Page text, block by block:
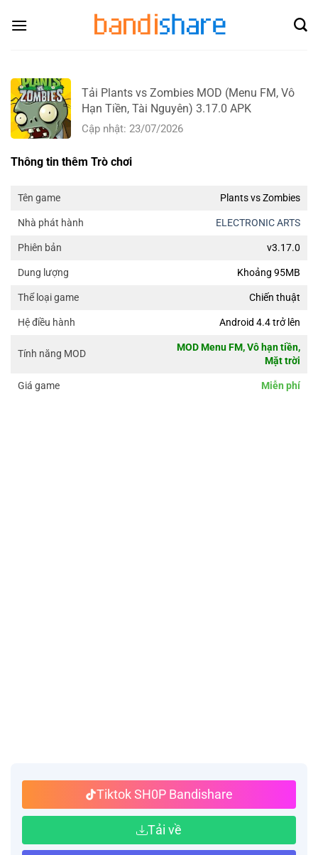
Tải Plants vs Zombies MOD (Menu FM, Vô
Hạn Tiền, Tài Nguyên) 3.17.0 APK
Cập nhật: 23/07/2026
Thông tin thêm Trò chơi
Tên game Plants vs Zombies
Nhà phát hành ELECTRONIC ARTS
Phiên bản v3.17.0
Dung lượng Khoảng 95MB
Thể loại game Chiến thuật
Hệ điều hành Android 4.4 trở lên
Tính năng MOD
MOD Menu FM, Vô hạn tiền,
Mặt trời
Giá game Miễn phí
Tiktok SH0P Bandishare
Tải về